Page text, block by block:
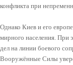
конфликта при
Однако Киев и его
мирного населения. При
дел на линии боевого
Вооружённые Силы